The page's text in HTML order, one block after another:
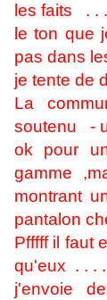
les faits . . .
le ton que
pas dans
je tente de
La
soutenu -
ok pour
gamme
montrant
pantalon
Pfffff il faut
qu'eux . . .
j'envoie